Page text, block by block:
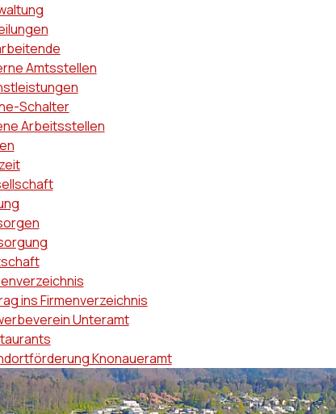
Amtsstellen
Schalter
Arbeitsstellen
ins Firmenverzeichnis
Unteramt
Knonaueramt